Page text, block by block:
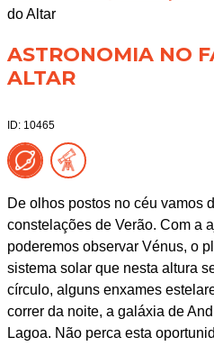
do Altar
ASTRONOMIA NO
ALTAR
ID: 10465
De olhos postos no céu vamos
constelações de Verão. Com a
poderemos observar Vénus, o
sistema solar que nesta altura
círculo, alguns enxames
correr da noite, a galáxia de
Lagoa. Não perca esta